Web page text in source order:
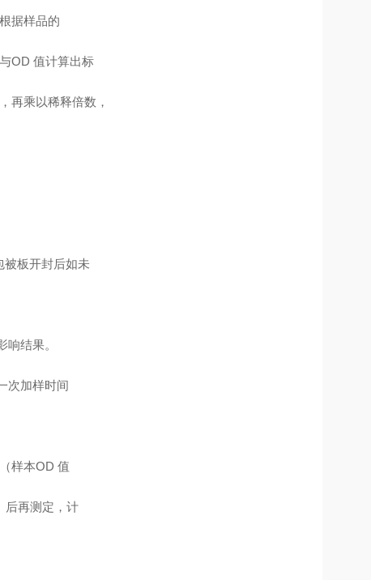
据样品的
OD 值计算出标
再乘以稀释倍数，
被板开封后如未
结果。
次加样时间
样本OD 值
后再测定，计